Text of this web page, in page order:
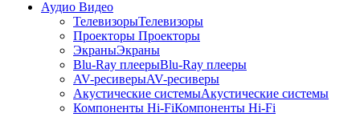
Аудио Видео
ТелевизорыТелевизоры
Проекторы Проекторы
ЭкраныЭкраны
Blu-Ray плеерыBlu-Ray плееры
AV-ресиверыAV-ресиверы
Акустические системыАкустические системы
Компоненты Hi-FiКомпоненты Hi-Fi